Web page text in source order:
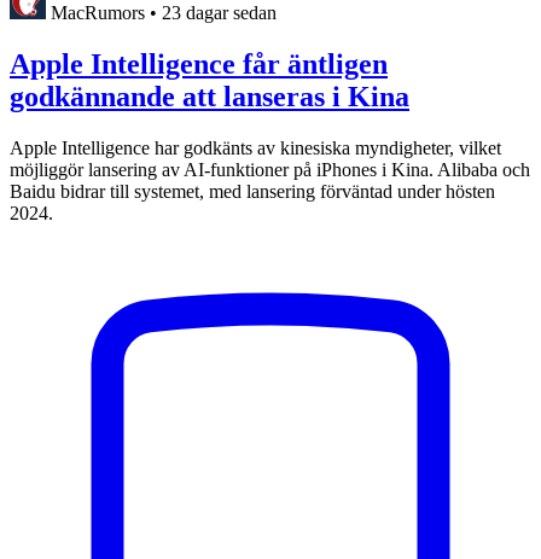
MacRumors • 23 dagar sedan
Apple Intelligence får äntligen
godkännande att lanseras i Kina
Apple Intelligence har godkänts av kinesiska myndigheter, vilket
möjliggör lansering av AI-funktioner på iPhones i Kina. Alibaba och
Baidu bidrar till systemet, med lansering förväntad under hösten
2024.